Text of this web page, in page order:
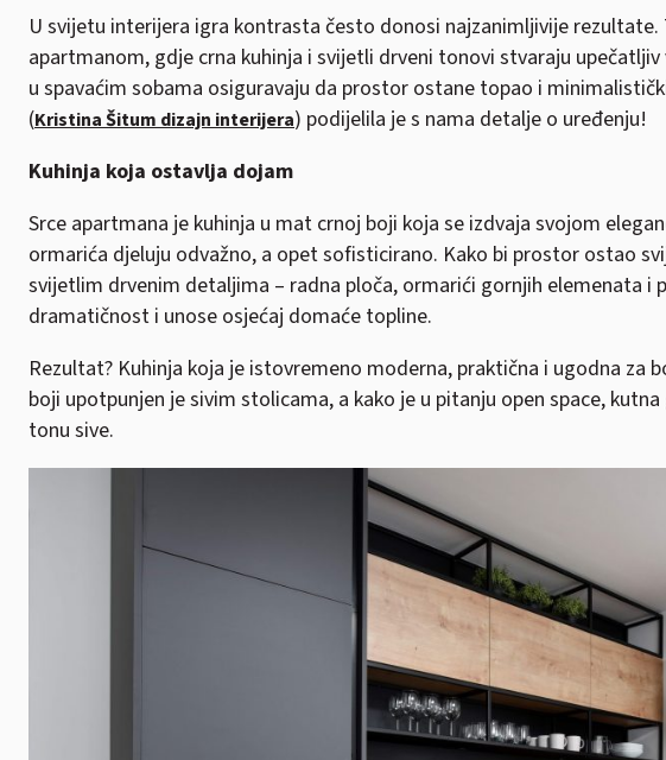
U svijetu interijera igra kontrasta često donosi najzanimljivije rezultate.
apartmanom, gdje crna kuhinja i svijetli drveni tonovi stvaraju
u spavaćim sobama osiguravaju da prostor ostane topao i
(Kristina Šitum dizajn interijera) podijelila je s nama detalje o uređenju!
Kuhinja koja ostavlja dojam
Srce apartmana je kuhinja u mat crnoj boji koja se izdvaja svojom
ormarića djeluju odvažno, a opet sofisticirano. Kako bi prostor ostao
svijetlim drvenim detaljima – radna ploča, ormarići gornjih elemenata i
dramatičnost i unose osjećaj domaće topline.
Rezultat? Kuhinja koja je istovremeno moderna, praktična i ugodna za
boji upotpunjen je sivim stolicama, a kako je u pitanju open space,
tonu sive.